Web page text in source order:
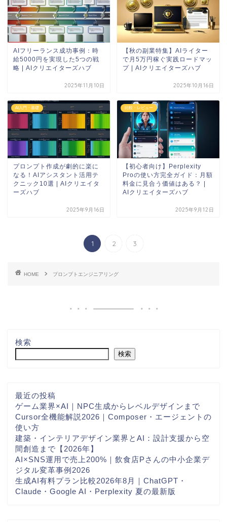
AIフリーランス成功事例：時
給5000円を実現した5つの戦
略 | AIクリエイターズハブ
2025年11月10日
【秋の副業特集】AIライター
で月5万円稼ぐ実践ロードマッ
プ | AIクリエイターズハブ
2025年10月16日
AI入門・基礎
プロンプト作成が劇的に楽に
なる！AIアシスタント活用テ
クニック10選 | AIクリエイタ
ーズハブ
2025年9月16日
比較・レビュー
【初心者向け】Perplexity
Proの使い方完全ガイド：月額
料金に見合う価値はある？ |
AIクリエイターズハブ
2025年9月12日
1 2 3
HOME プロンプトエンジニアリング
検索
検索
最近の投稿
ゲーム業界×AI｜NPC生成からレベルデザインまで
Cursor全機能解説2026｜Composer・エージェントの
使い方
建築・インテリアデザイン業界とAI：設計支援から空
間創造まで【2026年】
AI×SNS運用で売上200%｜飲食店Pさんの中小企業デ
ジタル変革事例2026
生成AI有料プラン比較2026年8月｜ChatGPT・
Claude・Google AI・Perplexity 夏の最新版